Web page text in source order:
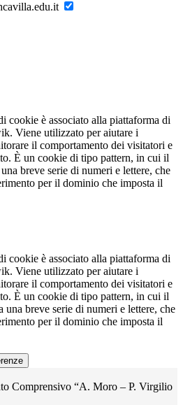
cookie è associato alla piattaforma di
Viene utilizzato per aiutare i
il comportamento dei visitatori e
È un cookie di tipo pattern, in cui il
breve serie di numeri e lettere, che
per il dominio che imposta il
cookie è associato alla piattaforma di
Viene utilizzato per aiutare i
il comportamento dei visitatori e
È un cookie di tipo pattern, in cui il
una breve serie di numeri e lettere, che
per il dominio che imposta il
Comprensivo “A. Moro – P. Virgilio